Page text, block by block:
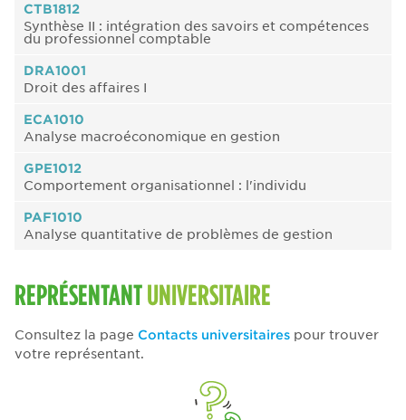
CTB1812
Synthèse II : intégration des savoirs et compétences
du professionnel comptable
DRA1001
Droit des affaires I
ECA1010
Analyse macroéconomique en gestion
GPE1012
Comportement organisationnel : l'individu
PAF1010
Analyse quantitative de problèmes de gestion
REPRÉSENTANTUNIVERSITAIRE
Consultez la page Contacts universitaires pour trouver
votre représentant.